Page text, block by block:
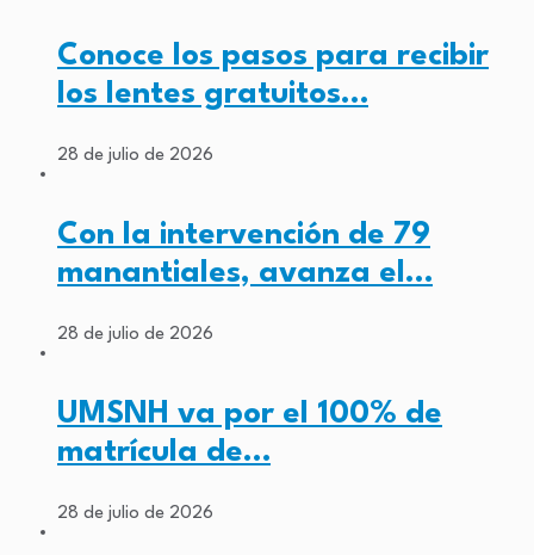
Conoce los pasos para recibir
los lentes gratuitos…
28 de julio de 2026
Con la intervención de 79
manantiales, avanza el…
28 de julio de 2026
UMSNH va por el 100% de
matrícula de…
28 de julio de 2026